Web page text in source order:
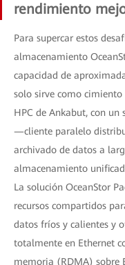
rendimiento
Para supercar estos
almacenamiento
capacidad de
solo sirve como
HPC de Ankabut, con
—cliente paralelo
archivado de datos a
almacenamiento
La solución OceanStor
recursos compartidos
datos fríos y calientes y
totalmente en Ethernet
memoria (RDMA) sobre